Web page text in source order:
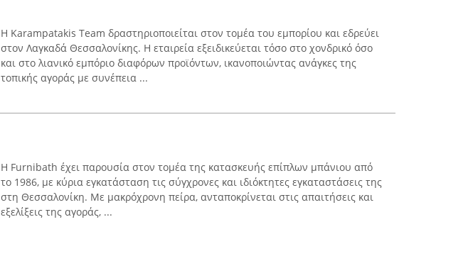
Η Karampatakis Team δραστηριοποιείται στον τομέα του εμπορίου και εδρεύει
στον Λαγκαδά Θεσσαλονίκης. Η εταιρεία εξειδικεύεται τόσο στο χονδρικό όσο
και στο λιανικό εμπόριο διαφόρων προϊόντων, ικανοποιώντας ανάγκες της
τοπικής αγοράς με συνέπεια ...
Η Furnibath έχει παρουσία στον τομέα της κατασκευής επίπλων μπάνιου από
το 1986, με κύρια εγκατάσταση τις σύγχρονες και ιδιόκτητες εγκαταστάσεις της
στη Θεσσαλονίκη. Με μακρόχρονη πείρα, ανταποκρίνεται στις απαιτήσεις και
εξελίξεις της αγοράς, ...